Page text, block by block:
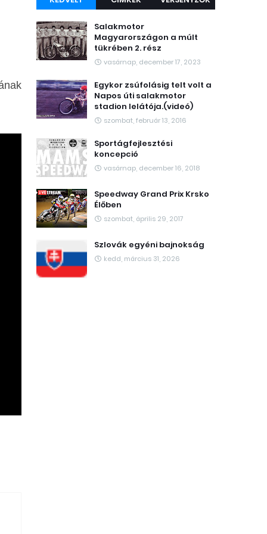
Salakmotor
Magyarországon a múlt
tükrében 2. rész
vasárnap, december 17, 2023
Egykor zsúfolásig telt volt a
Napos úti salakmotor
stadion lelátója.(videó)
szombat, február 13, 2016
Sportágfejlesztési
koncepció
vasárnap, december 16, 2018
Speedway Grand Prix Krsko
Élőben
szombat, április 29, 2017
Szlovák egyéni bajnokság
kedd, március 31, 2026